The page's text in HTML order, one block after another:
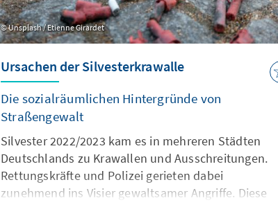
Unsplash / Etienne Girardet
Ursachen der Silvesterkrawalle
Die sozialräumlichen Hintergründe von
Straßengewalt
Silvester 2022/2023 kam es in mehreren Städten
Deutschlands zu Krawallen und Ausschreitungen.
Rettungskräfte und Polizei gerieten dabei
zunehmend ins Visier gewaltsamer Angriffe. Diese